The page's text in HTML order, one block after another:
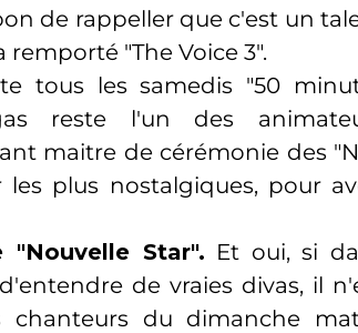
de rappeller que c'est un
remporté "The Voice 3".
tous les samedis "50
reste l'un des
maitre de cérémonie des
plus nostalgiques, pour
"Nouvelle Star". Et oui, si
de vraies divas, il
chanteurs du dimanche